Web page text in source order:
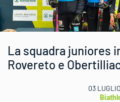
La squadra juniores
Rovereto e
03